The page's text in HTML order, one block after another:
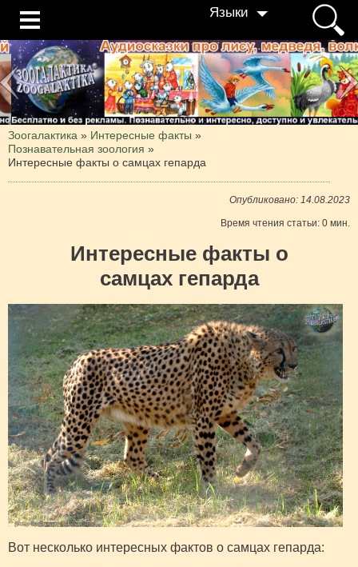
Языки
Зоогалактика » Интересные факты »
Познавательная зоология »
Интересные факты о самцах гепарда
Опубликовано: 14.08.2023
Время чтения статьи: 0 мин.
Интересные факты о
самцах гепарда
Вот несколько интересных фактов о самцах гепарда: